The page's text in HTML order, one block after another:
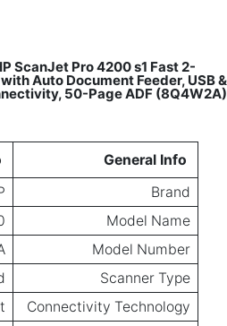
ScanJet Pro 4200 s1 Fast 2-
Auto Document Feeder, USB &
50-Page ADF (8Q4W2A)
General Info
Brand
Model Name
Model Number
Scanner Type
Connectivity Technology